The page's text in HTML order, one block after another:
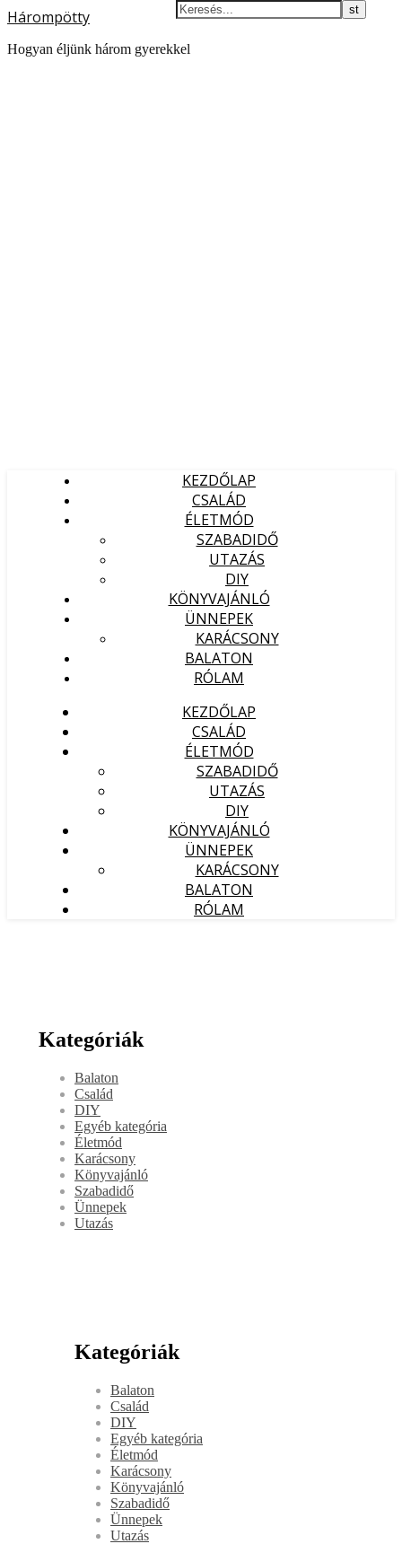
Hárompötty
Hogyan éljünk három gyerekkel
KEZDŐLAP
CSALÁD
ÉLETMÓD
SZABADIDŐ
UTAZÁS
DIY
KÖNYVAJÁNLÓ
ÜNNEPEK
KARÁCSONY
BALATON
RÓLAM
KEZDŐLAP
CSALÁD
ÉLETMÓD
SZABADIDŐ
UTAZÁS
DIY
KÖNYVAJÁNLÓ
ÜNNEPEK
KARÁCSONY
BALATON
RÓLAM
Kategóriák
Balaton
Család
DIY
Egyéb kategória
Életmód
Karácsony
Könyvajánló
Szabadidő
Ünnepek
Utazás
Kategóriák
Balaton
Család
DIY
Egyéb kategória
Életmód
Karácsony
Könyvajánló
Szabadidő
Ünnepek
Utazás